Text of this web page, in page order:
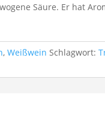
Säure. Er hat
,Weißwein Schlagwort: